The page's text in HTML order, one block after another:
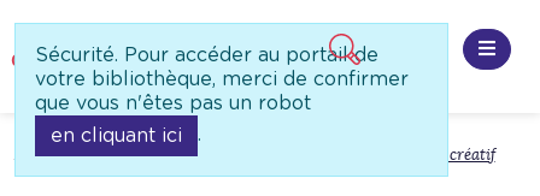
Sécurité. Pour accéder au portail de
votre bibliothèque, merci de confirmer
que vous n'êtes pas un robot
en cliquant ici
.
Accueil A ne pas manquer Atelier créatif